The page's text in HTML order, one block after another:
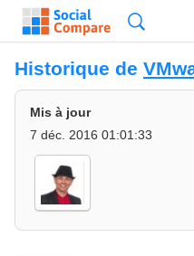
Historique de
Mis à jour
7 déc. 2016 01:01:33